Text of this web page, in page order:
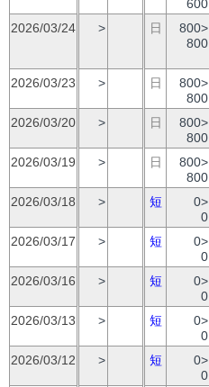
600
2026/03/24
> 日
800>
800
2026/03/23
> 日
800>
800
2026/03/20
> 日
800>
800
2026/03/19
> 日
800>
800
2026/03/18
> 短
0>
0
2026/03/17
> 短
0>
0
2026/03/16
> 短
0>
0
2026/03/13
> 短
0>
0
2026/03/12
> 短
0>
0